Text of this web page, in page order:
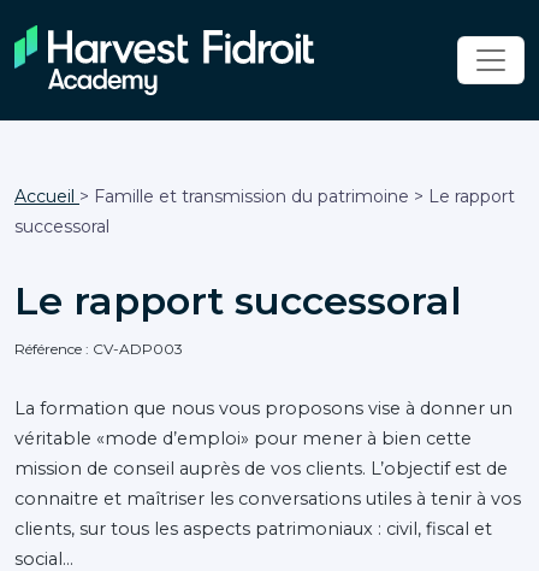
Accueil > Famille et transmission du patrimoine > Le rapport
successoral
Le rapport successoral
Référence : CV-ADP003
La formation que nous vous proposons vise à donner un
véritable «mode d’emploi» pour mener à bien cette
mission de conseil auprès de vos clients. L’objectif est de
connaitre et maîtriser les conversations utiles à tenir à vos
clients, sur tous les aspects patrimoniaux : civil, fiscal et
social…